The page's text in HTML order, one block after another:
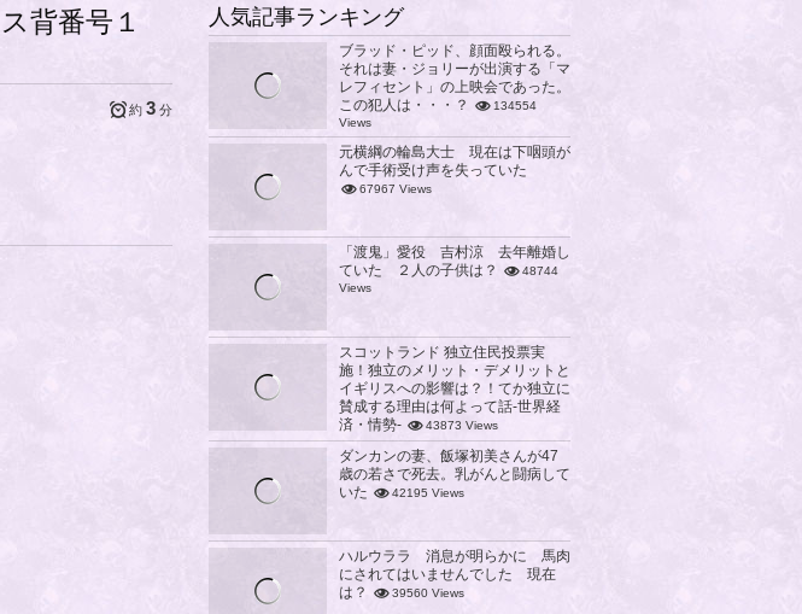
背番号１
約 3 分
人気記事ランキング
ブラッド・ピッド、顔面殴られる。
それは妻・ジョリーが出演する「マ
レフィセント」の上映会であった。
この犯人は・・・？
134554
Views
元横綱の輪島大士 現在は下咽頭が
んで手術受け声を失っていた
67967 Views
「渡鬼」愛役 吉村涼 去年離婚し
ていた ２人の子供は？
48744
Views
スコットランド 独立住民投票実
施！独立のメリット・デメリットと
イギリスへの影響は？！てか独立に
賛成する理由は何よって話-世界経
済・情勢-
43873 Views
ダンカンの妻、飯塚初美さんが47
歳の若さで死去。乳がんと闘病して
いた
42195 Views
ハルウララ 消息が明らかに 馬肉
にされてはいませんでした 現在
は？
39560 Views